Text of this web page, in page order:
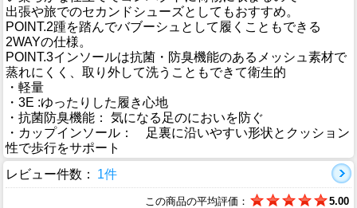
出張や旅でのセカンドシューズとしてもおすすめ。
POINT.2踵を踏んでバブーシュとして履くこともできる
2WAYの仕様。
POINT.3インソールは抗菌・防臭機能のあるメッシュ素材で
蒸れにくく、取り外して洗うこともできて衛生的
・軽量
・3E :ゆったりした履き心地
・抗菌防臭機能： 気になる足のにおいを防ぐ
・カップインソール： 足裏に沿いやすい形状とクッション
性で歩行をサポート
レビュー件数：
1件
この商品の平均評価： 5.00